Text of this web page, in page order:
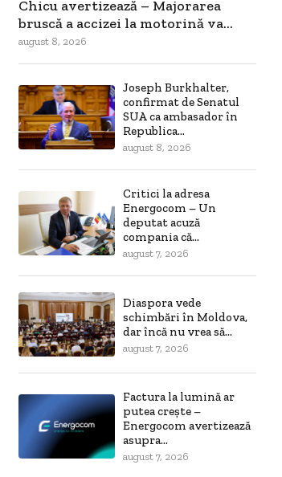
Chicu avertizează – Majorarea
bruscă a accizei la motorină va...
august 8, 2026
Joseph Burkhalter,
confirmat de Senatul
SUA ca ambasador în
Republica...
august 8, 2026
Critici la adresa
Energocom – Un
deputat acuză
compania că...
august 7, 2026
Diaspora vede
schimbări în Moldova,
dar încă nu vrea să...
august 7, 2026
Factura la lumină ar
putea crește –
Energocom avertizează
asupra...
august 7, 2026